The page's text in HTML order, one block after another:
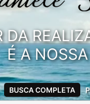
DA
É A
BUSCA COMPLETA